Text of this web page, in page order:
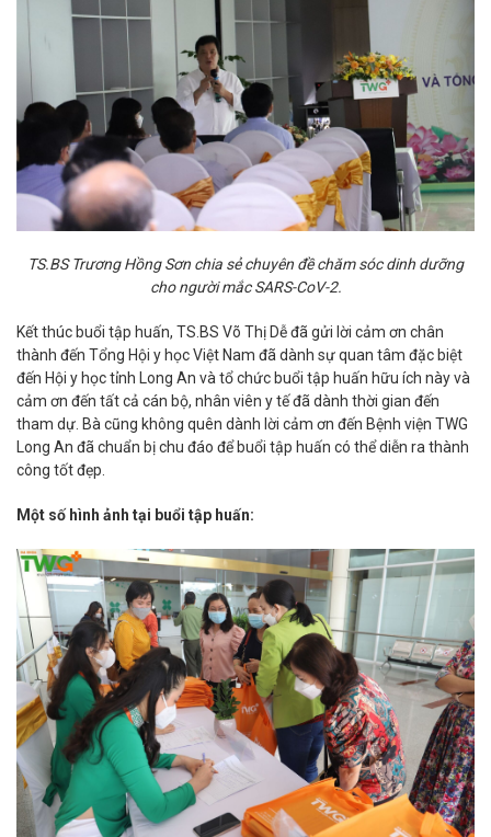
TS.BS Trương Hồng Sơn chia sẻ chuyên đề chăm sóc dinh dưỡng
cho người mắc SARS-CoV-2.
Kết thúc buổi tập huấn, TS.BS Võ Thị Dễ đã gửi lời cảm ơn chân
thành đến Tổng Hội y học Việt Nam đã dành sự quan tâm đặc biệt
đến Hội y học tỉnh Long An và tổ chức buổi tập huấn hữu ích này và
cảm ơn đến tất cả cán bộ, nhân viên y tế đã dành thời gian đến
tham dự. Bà cũng không quên dành lời cảm ơn đến Bệnh viện TWG
Long An đã chuẩn bị chu đáo để buổi tập huấn có thể diễn ra thành
công tốt đẹp.
Một số hình ảnh tại buổi tập huấn: